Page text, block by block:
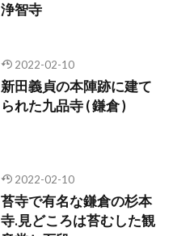
浄智寺
2022-02-10
新田義貞の本陣跡に建て
られた九品寺 ( 鎌倉 )
2022-02-10
苔寺で有名な鎌倉の杉本
寺.見どころは苔むした観